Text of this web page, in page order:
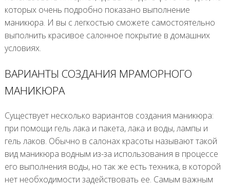
которых очень подробно показано выполнение
маникюра. И вы с легкостью сможете самостоятельно
выполнить красивое салонное покрытие в домашних
условиях.
ВАРИАНТЫ СОЗДАНИЯ МРАМОРНОГО
МАНИКЮРА
Существует несколько вариантов создания маникюра:
при помощи гель лака и пакета, лака и воды, лампы и
гель лаков. Обычно в салонах красоты называют такой
вид маникюра водным из-за использования в процессе
его выполнения воды, но так же есть техника, в которой
нет необходимости задействовать ее. Самым важным